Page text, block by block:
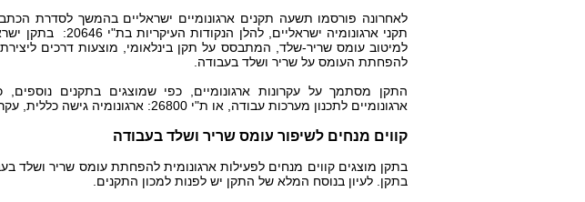
לאחרונה פורסמו תשעה תקנים ארגונומיים ישראליים בהמשך לסדרת
תקני ארגונומיה ישראליים, להלן הנקודות העיקריות בת"י20646: בתקן ישראלי
למיטוב עומס שריר-שלד, המתבסס על תקן בינלאומי, מוצעות דרכים
להפחתת העומס על שריר ושלד בעבודה.
ארגונומיים לתכנון מערכות עבודה, או ת"י 26800: ארגונומיה גישה כללית, עקרונות ומושגים.
קווים מנחים לשיפור עומס שריר ושלד בעבודה
בתקן מוצגים קווים מנחים לפעילות ארגונומית להפחתת עומס שריר ושלד
בתקן. לעיון בנוסח המלא של התקן יש לפנות למכון התקנים.